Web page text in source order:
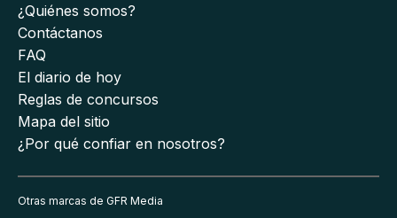
¿Quiénes somos?
Contáctanos
FAQ
El diario de hoy
Reglas de concursos
Mapa del sitio
¿Por qué confiar en nosotros?
Otras marcas de GFR Media